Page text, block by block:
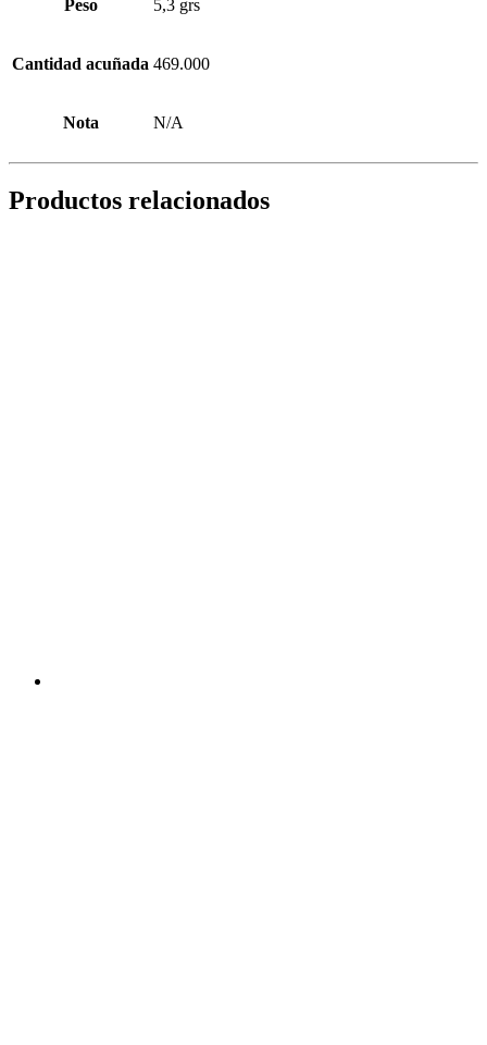
Peso 5,3 grs
Cantidad acuñada 469.000
Nota N/A
Productos relacionados